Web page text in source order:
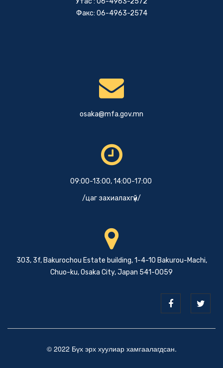
Факс: 06-4963-2574
osaka@mfa.gov.mn
09:00-13:00, 14:00-17:00
/цаг захиалахгүй/
303, 3f, Bakurochou Estate building, 1-4-10 Bakurou-Machi,
Chuo-ku, Osaka City, Japan 541-0059
© 2022 Бүх эрх хуулиар хамгаалагдсан.